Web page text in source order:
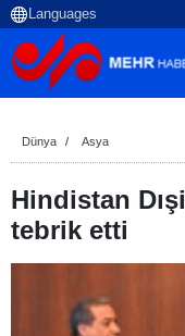
Dünya Asya
Hindistan
tebrik etti